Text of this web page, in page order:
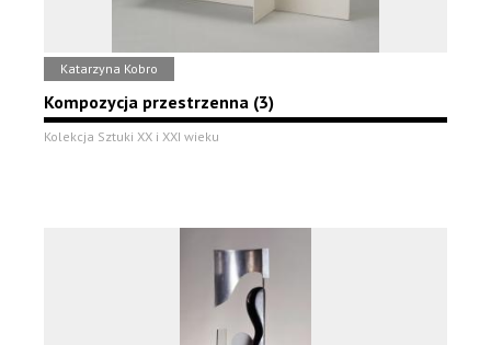
Katarzyna Kobro
Kompozycja przestrzenna (3)
Kolekcja Sztuki XX i XXI wieku